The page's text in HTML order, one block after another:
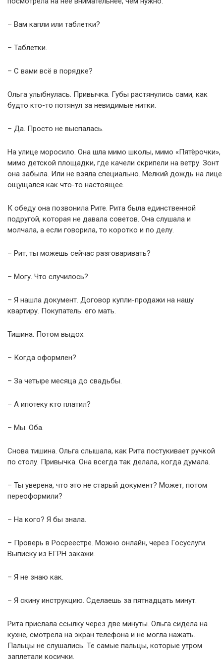
– Вам капли или таблетки?
– Таблетки.
– С вами всё в порядке?
Ольга улыбнулась. Привычка. Губы растянулись сами, как
будто кто-то потянул за невидимые нитки.
– Да. Просто не выспалась.
На улице моросило. Она шла мимо школы, мимо «Пятёрочки»,
мимо детской площадки, где качели скрипели на ветру. Зонт
она забыла. Или не взяла специально. Мелкий дождь на лице
ощущался как что-то настоящее.
К обеду она позвонила Рите. Рита была единственной
подругой, которая не давала советов. Она слушала и
молчала, а если говорила, то коротко и по делу.
– Рит, ты можешь сейчас разговаривать?
– Могу. Что случилось?
– Я нашла документ. Договор купли-продажи на нашу
квартиру. Покупатель: его мать.
Тишина. Потом выдох.
– Когда оформлен?
– За четыре месяца до свадьбы.
– А ипотеку кто платил?
– Мы. Оба.
Снова тишина. Ольга слышала, как Рита постукивает ручкой
по столу. Привычка. Она всегда так делала, когда думала.
– Ты уверена, что это не старый документ? Может, потом
переоформили?
– На кого? Я бы знала.
– Проверь в Росреестре. Можно онлайн, через Госуслуги.
Выписку из ЕГРН закажи.
– Я не знаю как.
– Я скину инструкцию. Сделаешь за пятнадцать минут.
Рита прислала ссылку через две минуты. Ольга сидела на
кухне, смотрела на экран телефона и не могла нажать.
Пальцы не слушались. Те самые пальцы, которые утром
заплетали косички.